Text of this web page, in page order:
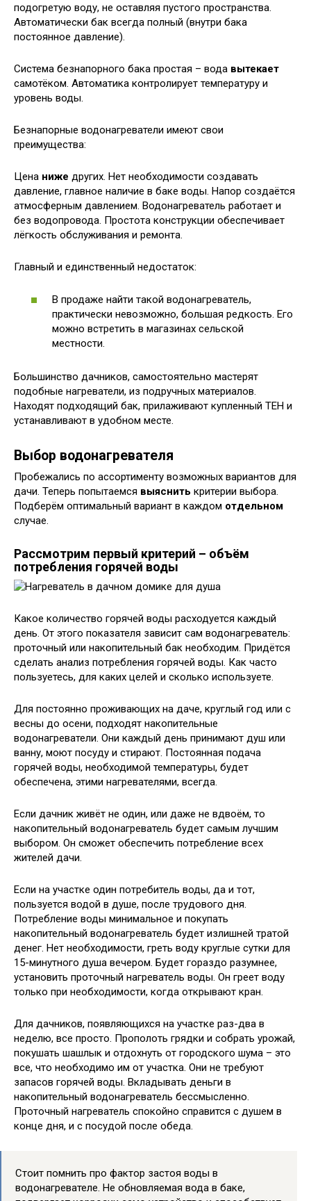
подогретую воду, не оставляя пустого пространства.
Автоматически бак всегда полный (внутри бака
постоянное давление).
Система безнапорного бака простая – вода вытекает
самотёком. Автоматика контролирует температуру и
уровень воды.
Безнапорные водонагреватели имеют свои
преимущества:
Цена ниже других. Нет необходимости создавать
давление, главное наличие в баке воды. Напор создаётся
атмосферным давлением. Водонагреватель работает и
без водопровода. Простота конструкции обеспечивает
лёгкость обслуживания и ремонта.
Главный и единственный недостаток:
В продаже найти такой водонагреватель,
практически невозможно, большая редкость. Его
можно встретить в магазинах сельской
местности.
Большинство дачников, самостоятельно мастерят
подобные нагреватели, из подручных материалов.
Находят подходящий бак, прилаживают купленный ТЕН и
устанавливают в удобном месте.
Выбор водонагревателя
Пробежались по ассортименту возможных вариантов для
дачи. Теперь попытаемся выяснить критерии выбора.
Подберём оптимальный вариант в каждом отдельном
случае.
Рассмотрим первый критерий – объём
потребления горячей воды
Какое количество горячей воды расходуется каждый
день. От этого показателя зависит сам водонагреватель:
проточный или накопительный бак необходим. Придётся
сделать анализ потребления горячей воды. Как часто
пользуетесь, для каких целей и сколько используете.
Для постоянно проживающих на даче, круглый год или с
весны до осени, подходят накопительные
водонагреватели. Они каждый день принимают душ или
ванну, моют посуду и стирают. Постоянная подача
горячей воды, необходимой температуры, будет
обеспечена, этими нагревателями, всегда.
Если дачник живёт не один, или даже не вдвоём, то
накопительный водонагреватель будет самым лучшим
выбором. Он сможет обеспечить потребление всех
жителей дачи.
Если на участке один потребитель воды, да и тот,
пользуется водой в душе, после трудового дня.
Потребление воды минимальное и покупать
накопительный водонагреватель будет излишней тратой
денег. Нет необходимости, греть воду круглые сутки для
15-минутного душа вечером. Будет гораздо разумнее,
установить проточный нагреватель воды. Он греет воду
только при необходимости, когда открывают кран.
Для дачников, появляющихся на участке раз-два в
неделю, все просто. Прополоть грядки и собрать урожай,
покушать шашлык и отдохнуть от городского шума – это
все, что необходимо им от участка. Они не требуют
запасов горячей воды. Вкладывать деньги в
накопительный водонагреватель бессмысленно.
Проточный нагреватель спокойно справится с душем в
конце дня, и с посудой после обеда.
Стоит помнить про фактор застоя воды в
водонагревателе. Не обновляемая вода в баке,